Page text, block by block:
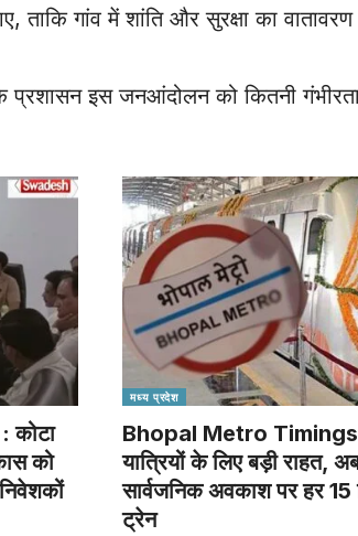
ताकि गांव में शांति और सुरक्षा का वातावरण
प्रशासन इस जनआंदोलन को कितनी
को
मध्य प्रदेश
Bhopal Metro Timings :
यात्रियों के लिए बड़ी राहत,
सार्वजनिक अवकाश पर हर 15
ट्रेन